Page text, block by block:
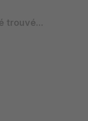
trouvé...